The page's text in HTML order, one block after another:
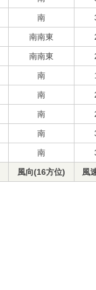
南
南南東
南南東
南
南
南
南
南
風向(16方位) 風